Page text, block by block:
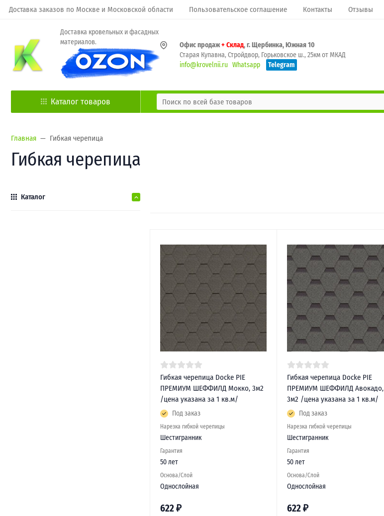
Доставка заказов по Москве и Московской области Пользовательское соглашение Контакты Отзывы
Доставка кровельных и фасадных
материалов.
Офис продаж+ Склад, г. Щербинка, Южная 10
Старая Купавна, Стройдвор, Горьковское ш., 25км от МКАД
info@krovelnii.ru Whatsapp Telegram
Каталог товаров
Главная Гибкая черепица
Гибкая черепица
Каталог
Гибкая черепица Docke PIE
ПРЕМИУМ ШЕФФИЛД Мокко, 3м2
/цена указана за 1 кв.м/
Под заказ
Нарезка гибкой черепицы
Шестигранник
Гарантия
50 лет
Основа/Слой
Однослойная
622₽
Гибкая черепица Docke PIE
ПРЕМИУМ ШЕФФИЛД Авокадо,
3м2 /цена указана за 1 кв.м/
Под заказ
Нарезка гибкой черепицы
Шестигранник
Гарантия
50 лет
Основа/Слой
Однослойная
622₽